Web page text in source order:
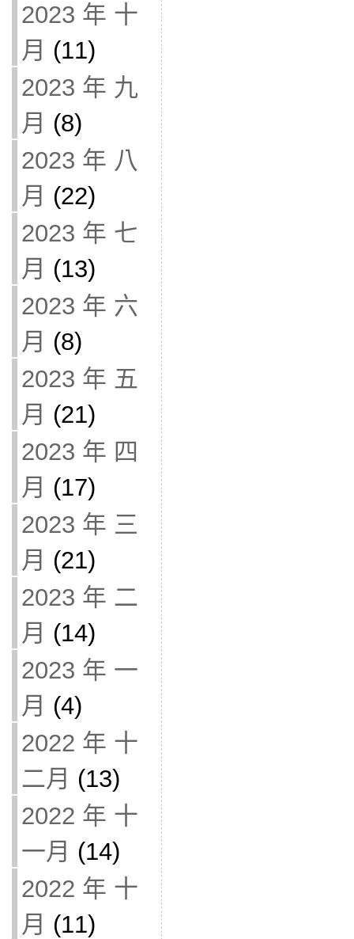
2023 年 十
月 (11)
2023 年 九
月 (8)
2023 年 八
月 (22)
2023 年 七
月 (13)
2023 年 六
月 (8)
2023 年 五
月 (21)
2023 年 四
月 (17)
2023 年 三
月 (21)
2023 年 二
月 (14)
2023 年 一
月 (4)
2022 年 十
二月 (13)
2022 年 十
一月 (14)
2022 年 十
月 (11)